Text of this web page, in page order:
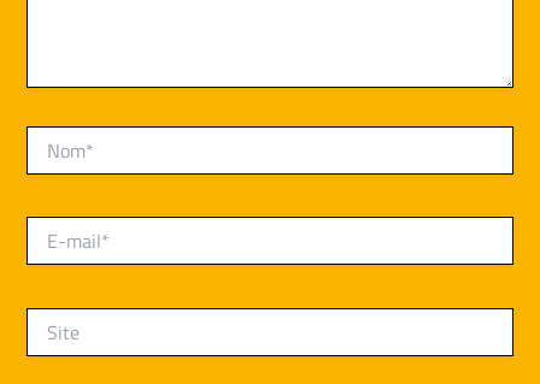
Nom*
E-
mail*
Site